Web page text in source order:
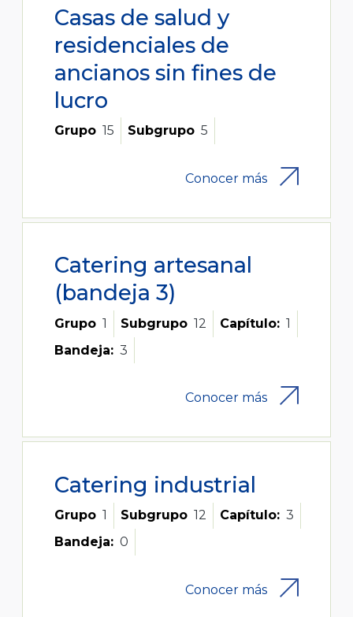
Casas de salud y
residenciales de
ancianos sin fines de
lucro
Grupo 15 Subgrupo 5
Conocer más
Catering artesanal
(bandeja 3)
Grupo 1 Subgrupo 12 Capítulo: 1
Bandeja: 3
Conocer más
Catering industrial
Grupo 1 Subgrupo 12 Capítulo: 3
Bandeja: 0
Conocer más